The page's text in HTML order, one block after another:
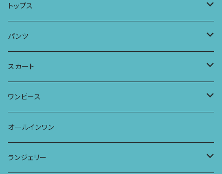
ロングスリーブワンピース
Tシャツ
パーカー
ワンピース
Tシャツ
フレンチスリーブラウス
サーフパンツ
ドレス
ストール
トップス
タンクトップ・キャミソール
タンクトップ
キャミソール
ワイドTシャツ
チュニックTシャツ
七分袖トップス
ラグランスリーブトップス
パンツ
アラジンパンツ
ポケット付きアラジンパンツ
ワイドパンツ
ポケット付きワイドパンツ
スカート
マキシスカート
ワンピース
ワンピース
オールインワン
オールインワン
ランジェリー